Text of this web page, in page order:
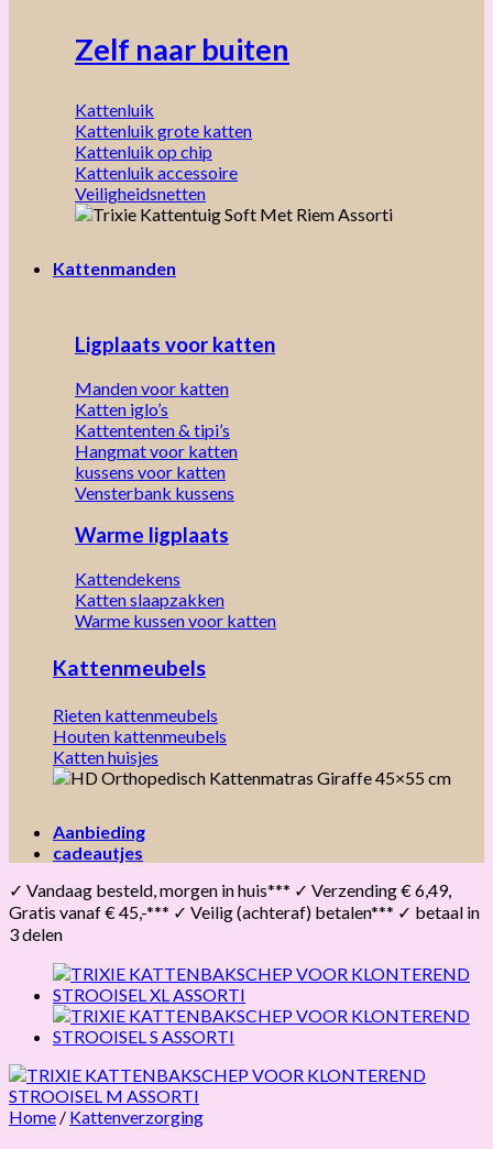
Zelf naar buiten
Kattenluik
Kattenluik grote katten
Kattenluik op chip
Kattenluik accessoire
Veiligheidsnetten
Kattenmanden
Ligplaats voor katten
Manden voor katten
Katten iglo’s
Kattententen & tipi’s
Hangmat voor katten
kussens voor katten
Vensterbank kussens
Warme ligplaats
Kattendekens
Katten slaapzakken
Warme kussen voor katten
Kattenmeubels
Rieten kattenmeubels
Houten kattenmeubels
Katten huisjes
Aanbieding
cadeautjes
✓ Vandaag besteld, morgen in huis*** ✓ Verzending € 6,49,
Gratis vanaf € 45,-*** ✓ Veilig (achteraf) betalen*** ✓ betaal in
3 delen
Home / Kattenverzorging